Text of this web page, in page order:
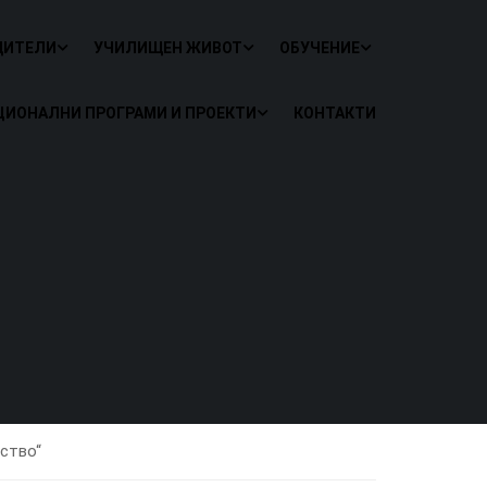
УЧИЛИЩЕН ЖИВОТ ОБУЧЕНИЕ
ПРОГРАМИ И ПРОЕКТИ КОНТАКТИ